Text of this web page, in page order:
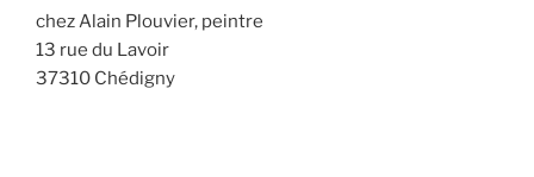
chez Alain Plouvier, peintre
13 rue du Lavoir
37310 Chédigny